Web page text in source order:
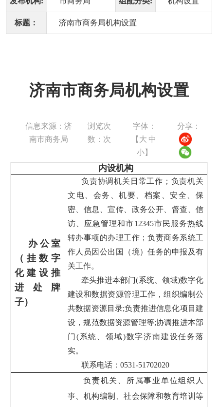
标题： 济南市商务局机构设置
济南市商务局机构设置
信息来源：济
南市商务局
浏览次
数： 次
字体：
【 大 中
小】
分享：
内设机构
办公室
（挂数字
化建设推
进处牌
子）
负责协调机关日常工作；负责机关
文电、会务、机要、档案、安全、保
密、信息、宣传、政务公开、督查、信
访、应急管理和市12345市民服务热线
转办事项的办理工作；负责商务系统工
作人员因公出国（境）任务的申报及有
关工作。
牵头推进本部门(系统、领域)数字化
建设和数据资源管理工作，组织编制公
共数据资源目录;负责推进信息化项目建
设，规范数据资源管理等;协调推进本部
门(系统、领域)数字济南建设任务落
实。
联系电话：0531-51702020
负责机关、所属事业单位组织人
事、机构编制、社会保障和教育培训等